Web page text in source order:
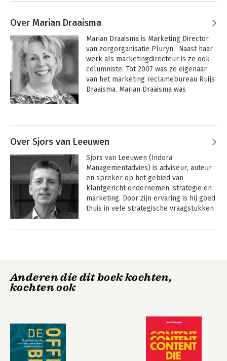
Over Marian Draaisma
Marian Draaisma is Marketing Director
van zorgorganisatie Pluryn.  Naast haar
werk als marketingdirecteur is ze ook
columniste. Tot 2007 was ze eigenaar
van het marketing reclamebureau Ruijs
Draaisma. Marian Draaisma was
Over Sjors van Leeuwen
Sjors van Leeuwen (Indora
Managementadvies) is adviseur, auteur
en spreker op het gebied van
klantgericht ondernemen, strategie en
marketing. Door zijn ervaring is hij goed
thuis in vele strategische vraagstukken
klant’ als onderscheidende factor. Sjors
CRM in de praktijk.
Anderen die dit boek kochten,
kochten ook